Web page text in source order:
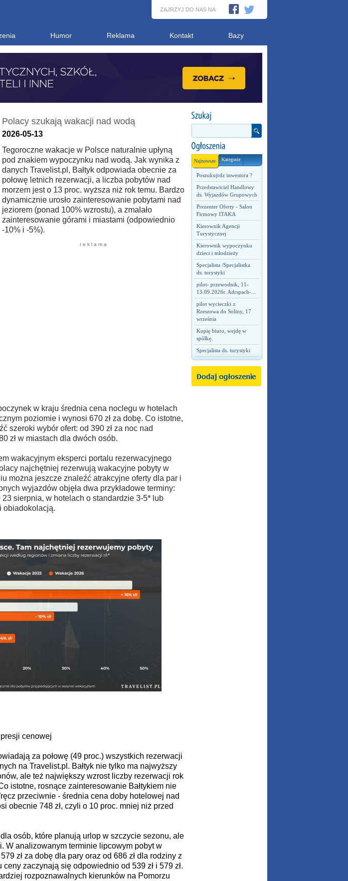
ZAJRZYJ DO NAS NA:
Humor Reklama Kontakt Bazy
Najnowsze Kategorie
Poszukujrdz inwestora ?
Przedstawiciel Handlowy
ds. Wyjazdów Grupowych
Prezenter Oferty - Salon
Firmowy ITAKA
Kierownik Agencji
Turystycznej
Kierownik wypoczynku
dzieci i młodzieży
Specjalista /Specjalistka
ds. turystyki
pilot- przewodnik, 11-
13.09.2026r. Adrspach-...
pilot wycieczki z
Rzeszowa do Soliny, 17
września
Kupię biuro, wejdę w
spółkę.
Specjalista ds. turystyki
Polacy szukają wakacji nad wodą
2026-05-13
Tegoroczne wakacje w Polsce naturalnie upłyną
pod znakiem wypoczynku nad wodą. Jak wynika z
danych Travelist.pl, Bałtyk odpowiada obecnie za
połowę letnich rezerwacji, a liczba pobytów nad
morzem jest o 13 proc. wyższa niż rok temu. Bardzo
dynamicznie urosło zainteresowanie pobytami nad
jeziorem (ponad 100% wzrostu), a zmalało
zainteresowanie górami i miastami (odpowiednio
-10% i -5%).
r e k l a m a
w kraju średnia cena noclegu w hotelach
poziomie i wynosi 670 zł za dobę. Co istotne,
szeroki wybór ofert: od 390 zł za noc nad
zł w miastach dla dwóch osób.
wakacyjnym eksperci portalu rezerwacyjnego
najchętniej rezerwują wakacyjne pobyty w
można jeszcze znaleźć atrakcyjne oferty dla par i
wyjazdów objęła dwa przykładowe terminy:
sierpnia, w hotelach o standardzie 3-5* lub
obiadokolacją.
cenowej
za połowę (49 proc.) wszystkich rezerwacji
na Travelist.pl. Bałtyk nie tylko ma najwyższy
ale też największy wzrost liczby rezerwacji rok
istotne, rosnące zainteresowanie Bałtykiem nie
przeciwnie - średnia cena doby hotelowej nad
obecnie 748 zł, czyli o 10 proc. mniej niż przed
osób, które planują urlop w szczycie sezonu, ale
W analizowanym terminie lipcowym pobyt w
zł za dobę dla pary oraz od 686 zł dla rodziny z
zaczynają się odpowiednio od 539 zł i 579 zł.
rozpoznawalnych kierunków na Pomorzu